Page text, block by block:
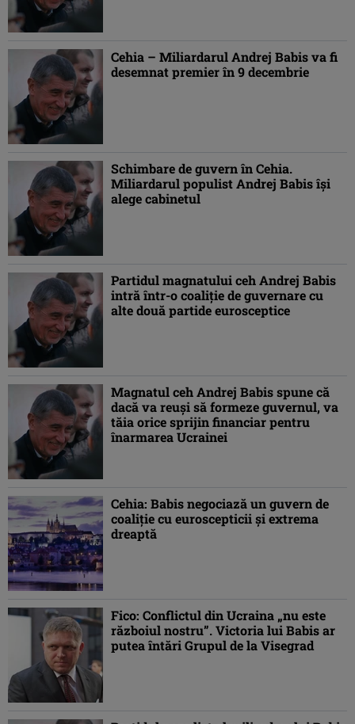
Cehia – Miliardarul Andrej Babis va fi
desemnat premier în 9 decembrie
Schimbare de guvern în Cehia.
Miliardarul populist Andrej Babis își
alege cabinetul
Partidul magnatului ceh Andrej Babis
intră într-o coaliție de guvernare cu
alte două partide eurosceptice
Magnatul ceh Andrej Babis spune că
dacă va reuși să formeze guvernul, va
tăia orice sprijin financiar pentru
înarmarea Ucrainei
Cehia: Babis negociază un guvern de
coaliţie cu euroscepticii şi extrema
dreaptă
Fico: Conflictul din Ucraina „nu este
războiul nostru”. Victoria lui Babis ar
putea întări Grupul de la Visegrad